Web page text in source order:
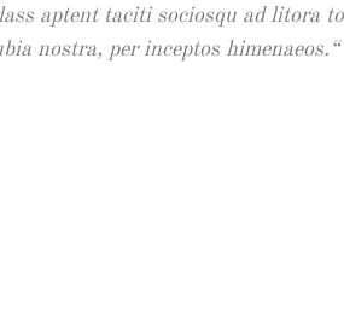
aptent taciti sociosqu ad litora
nostra, per inceptos himenaeos.
aptent taciti sociosqu ad litora
nostra, per inceptos himenaeos.